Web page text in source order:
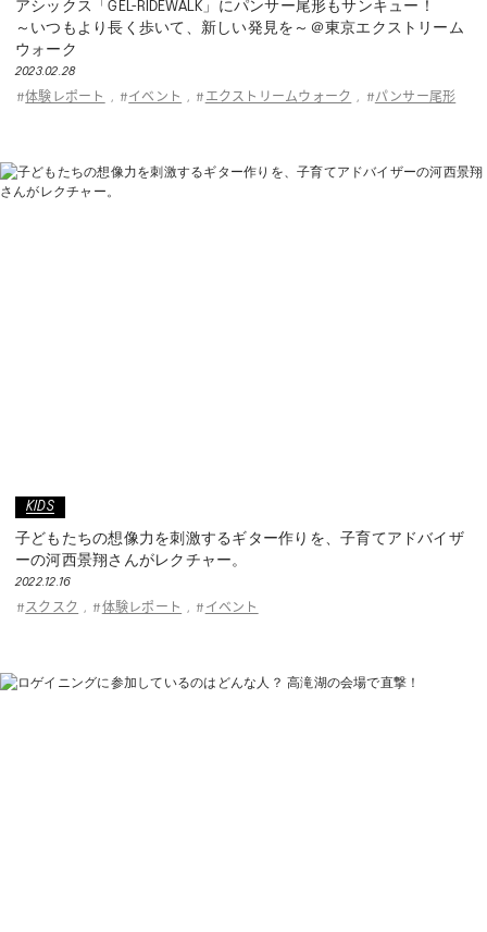
アシックス「GEL-RIDEWALK」にパンサー尾形もサンキュー！
～いつもより長く歩いて、新しい発見を～＠東京エクストリーム
ウォーク
2023.02.28
#体験レポート , # イベント , # エクストリームウォーク , # パンサー尾形
KIDS
子どもたちの想像力を刺激するギター作りを、子育てアドバイザ
ーの河西景翔さんがレクチャー。
2022.12.16
# スクスク , # 体験レポート , # イベント